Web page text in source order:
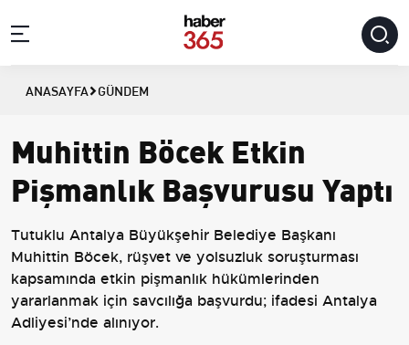
ANASAYFA GÜNDEM
Muhittin Böcek Etkin
Pişmanlık Başvurusu Yaptı
Tutuklu Antalya Büyükşehir Belediye Başkanı
Muhittin Böcek, rüşvet ve yolsuzluk soruşturması
kapsamında etkin pişmanlık hükümlerinden
yararlanmak için savcılığa başvurdu; ifadesi Antalya
Adliyesi’nde alınıyor.